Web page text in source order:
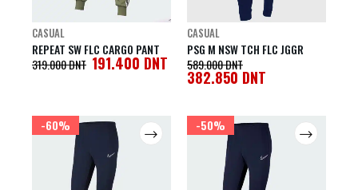
CASUAL
REPEAT SW FLC CARGO PANT
319.000DNT 191.400 DNT
CASUAL
PSG M NSW TCH FLC JGGR
589.000DNT
382.850 DNT
-60% -50%